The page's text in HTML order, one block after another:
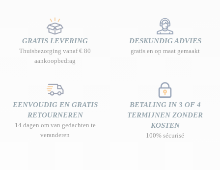
GRATIS LEVERING
Thuisbezorging vanaf € 80
aankoopbedrag
DESKUNDIG ADVIES
gratis en op maat gemaakt
EENVOUDIG EN GRATIS
RETOURNEREN
14 dagen om van gedachten te
veranderen
BETALING IN 3 OF 4
TERMIJNEN ZONDER
KOSTEN
100% sécurisé